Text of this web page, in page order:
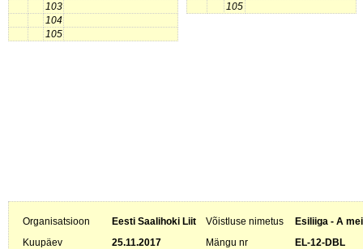
103
104
105
105
Organisatsioon Eesti Saalihoki Liit Võistluse nimetus
Esiliiga - A
Kuupäev
25.11.2017 Mängu nr
EL-12-DBL